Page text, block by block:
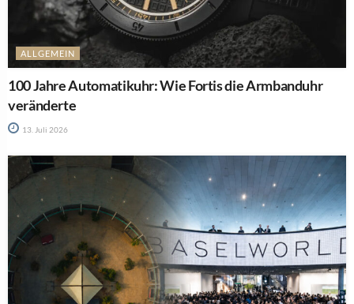
ALLGEMEIN
100 Jahre Automatikuhr: Wie Fortis die Armbanduhr
veränderte
13. Juli 2026